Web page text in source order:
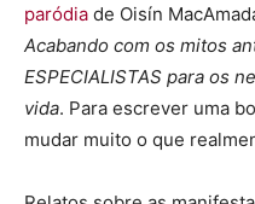
paródia de Oisín
Acabando com os mitos
ESPECIALISTAS para os
vida. Para escrever uma
mudar muito o que